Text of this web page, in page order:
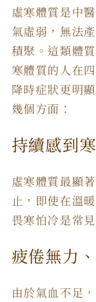
虛寒體質是中
氣虛弱，無法
積聚。這類體
寒體質的人在
降時症狀更明顯
幾個方面：
持續感到
虛寒體質最顯著
止，即使在溫
畏寒怕冷是常
疲倦無力
由於氣血不足